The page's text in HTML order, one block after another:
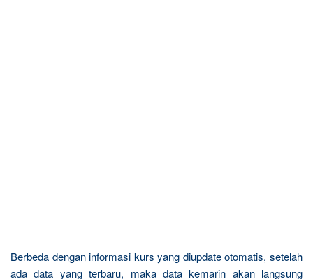
Berbeda dengan informasi kurs yang diupdate otomatis, setelah
ada data yang terbaru, maka data kemarin akan langsung